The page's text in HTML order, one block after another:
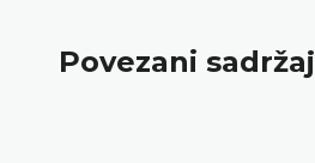
Povezani sadržaj